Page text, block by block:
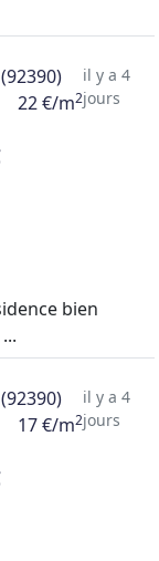
(92390)
22 €/m2
il y a 4
jours
bien
(92390)
17 €/m2
il y a 4
jours